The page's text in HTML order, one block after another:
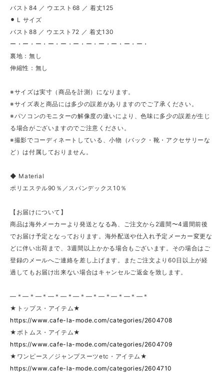
バスト84 ／ ウエスト68 ／ 着丈125
⚫︎ L サイズ
バスト88 ／ ウエスト72 ／ 着丈130
ー・ー・ー・ー・ー・ー・ー・ー・ー・ー・ー・
裏地：無し
伸縮性：無し
※サイズは実寸（商品を計測）になります。
※サイズ表と商品には多少の誤差がありますのでご了承ください。
※パソコンのモニターの解像度の違いにより、色味に多少の誤差が生じ
る場合がございますのでご注意ください。
※撮影でコーディネートしている、小物（バック・靴・アクセサリーな
ど）は付属しておりません。
◆ Material
ポリエステル90％／スパンデックス10％
【お届けについて】
商品は海外メーカーより発送となる為、ご注文から2週間〜4週間前後
でお届け予定となっております。海外配送や仕入れ予定メーカー変更な
どに伴い出荷まで、3週間以上かかる場合もございます。その場合はご
登録のメールへご連絡を差し上げます。またご注文より60日以上が経
過してもお届け出来ない場合はキャンセルご返金を致します。
—＊—＊—＊—＊—＊—＊—＊—＊—＊—＊—＊
★トップス・アイテム★
https://www.cafe-la-mode.com/categories/2604708
★ボトムス・アイテム★
https://www.cafe-la-mode.com/categories/2604709
★ワンピース／ジャンプスーツetc・アイテム★
https://www.cafe-la-mode.com/categories/2604710